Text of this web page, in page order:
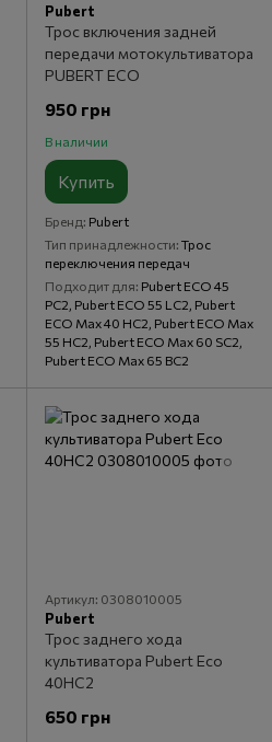
Pubert
Трос включения задней
передачи мотокультиватора
PUBERT ECO
950 грн
В наличии
Купить
Бренд Pubert
Тип принадлежности Трос
переключения передач
Подходит для Pubert ECO 45
PC2, Pubert ECO 55 LC2, Pubert
ECO Max 40 HC2, Pubert ECO Max
55 HC2, Pubert ECO Max 60 SC2,
Pubert ECO Max 65 BC2
Артикул: 0308010005
Pubert
Трос заднего хода
культиватора Pubert Eco
40HC2
650 грн